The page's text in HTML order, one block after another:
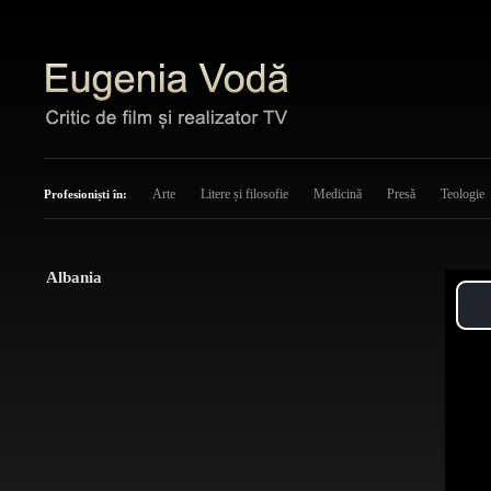
Profesioniști în: Arte Litere și filosofie Medicină Presă Teologie
Albania